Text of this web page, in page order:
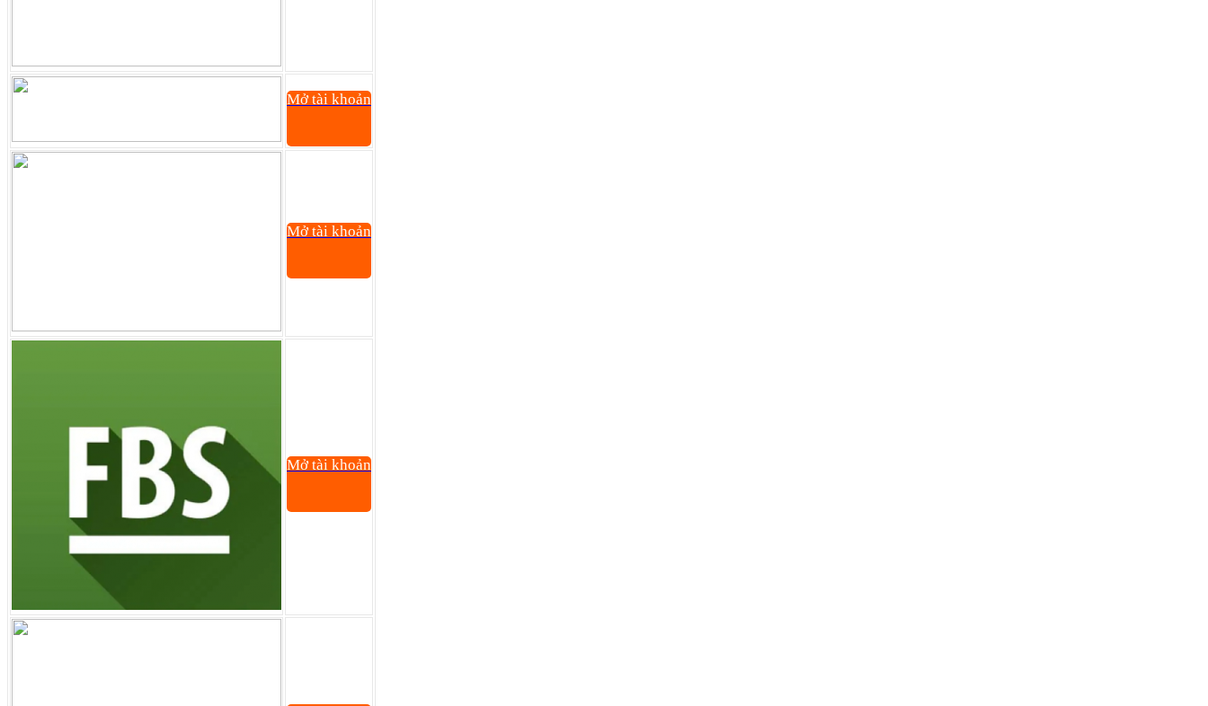
Mở tài khoản
Mở tài khoản
Mở tài khoản